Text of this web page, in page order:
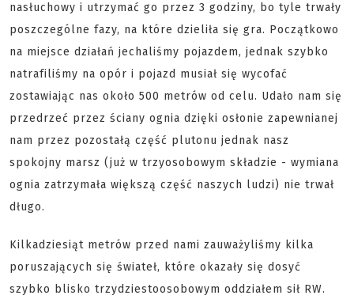
nasłuchowy i utrzymać go przez 3 godziny, bo tyle trwały
poszczególne fazy, na które dzieliła się gra. Początkowo
na miejsce działań jechaliśmy pojazdem, jednak szybko
natrafiliśmy na opór i pojazd musiał się wycofać
zostawiając nas około 500 metrów od celu. Udało nam się
przedrzeć przez ściany ognia dzięki osłonie zapewnianej
nam przez pozostałą część plutonu jednak nasz
spokojny marsz (już w trzyosobowym składzie - wymiana
ognia zatrzymała większą część naszych ludzi) nie trwał
długo.
Kilkadziesiąt metrów przed nami zauważyliśmy kilka
poruszających się świateł, które okazały się dosyć
szybko blisko trzydziestoosobowym oddziałem sił RW.